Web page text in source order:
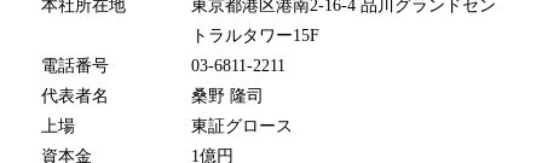
本社所在地
東京都港区港南2-16-4 品川グランドセン
トラルタワー15F
電話番号
03-6811-2211
代表者名
桑野 隆司
上場
東証グロース
資本金
1億円